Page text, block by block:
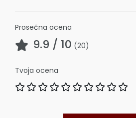
Prosečna ocena
9.9 / 10 (20)
Tvoja ocena